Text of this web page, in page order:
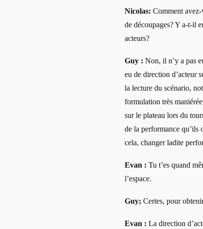
Nicolas: Comment
de découpages? Y a-t-il
acteurs?
Guy : Non, il n’y a pas
eu de direction d’acteur
la lecture du scénario,
formulation très
sur le plateau lors du
de la performance qu’ils
cela, changer ladite
Evan : Tu t’es quand
l’espace.
Guy; Certes, pour
Evan : La direction